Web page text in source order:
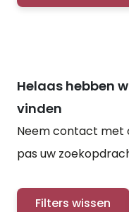
Helaas hebben
vinden
Neem contact met
pas uw
Filters wissen